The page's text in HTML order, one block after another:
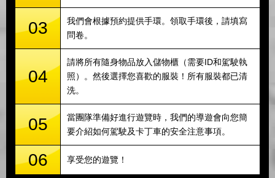
03
我們會根據預約提供手環。領取手環後，請填寫
問卷。
04
請將所有隨身物品放入儲物櫃（需要ID和駕駛執
照）。然後選擇您喜歡的服裝！所有服裝都已清
洗。
05
當團隊準備好進行遊覽時，我們的導遊會向您簡
要介紹如何駕駛及卡丁車的安全注意事項。
06 享受您的遊覽！